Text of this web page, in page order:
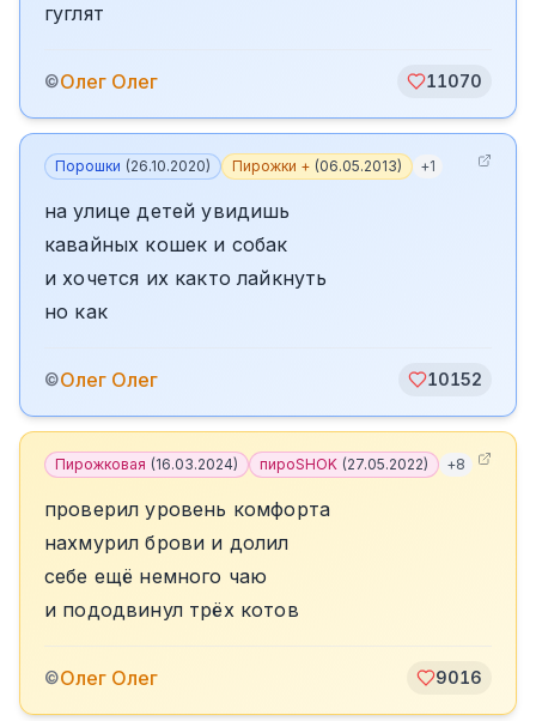
гуглят
©Олег Олег 11070
Порошки (26.10.2020) Пирожки + (06.05.2013) +1
на улице детей увидишь
кавайных кошек и собак
и хочется их както лайкнуть
но как
©Олег Олег 10152
Пирожковая (16.03.2024) пироSHOK (27.05.2022) +8
проверил уровень комфорта
нахмурил брови и долил
себе ещё немного чаю
и пододвинул трёх котов
©Олег Олег 9016